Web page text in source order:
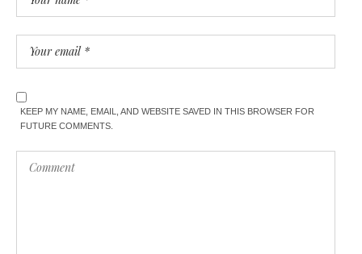
KEEP MY NAME, EMAIL, AND WEBSITE SAVED IN THIS BROWSER FOR
FUTURE COMMENTS.